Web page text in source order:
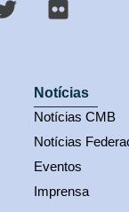
Notícias
Notícias CMB
Notícias
Eventos
Imprensa